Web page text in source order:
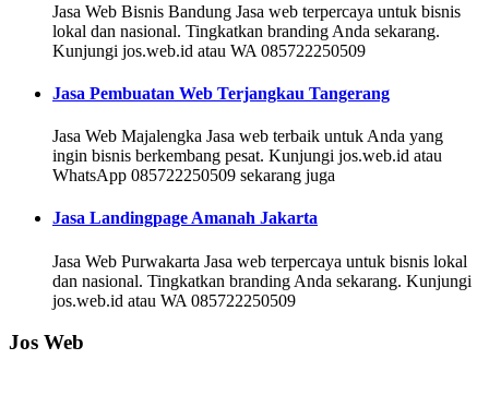
Jasa Web Bisnis Bandung Jasa web terpercaya untuk bisnis
lokal dan nasional. Tingkatkan branding Anda sekarang.
Kunjungi jos.web.id atau WA 085722250509
Jasa Pembuatan Web Terjangkau Tangerang
Jasa Web Majalengka Jasa web terbaik untuk Anda yang
ingin bisnis berkembang pesat. Kunjungi jos.web.id atau
WhatsApp 085722250509 sekarang juga
Jasa Landingpage Amanah Jakarta
Jasa Web Purwakarta Jasa web terpercaya untuk bisnis lokal
dan nasional. Tingkatkan branding Anda sekarang. Kunjungi
jos.web.id atau WA 085722250509
Jos Web